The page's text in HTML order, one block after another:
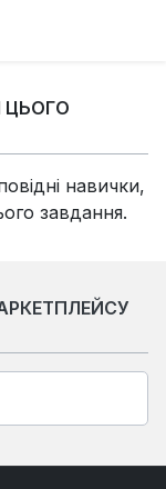
ЦЬОГО
навички,
завдання.